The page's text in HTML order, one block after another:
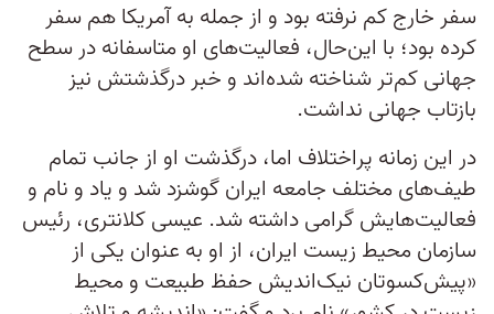
سفر خارج کم نرفته بود و از جمله به آمریکا هم سفر
کرده بود؛ با این‌حال، فعالیت‌های او متاسفانه در سطح
جهانی کم‌تر شناخته شده‌اند و خبر درگذشتش نیز
بازتاب جهانی نداشت.
در این زمانه پراختلاف اما، درگذشت او از جانب تمام
طیف‌های مختلف جامعه ایران گوشزد شد و یاد و نام و
فعالیت‌هایش گرامی داشته شد. عیسی کلانتری، رئیس
سازمان محیط زیست ایران، از او به عنوان یکی از
«پیش‌کسوتان نیک‌اندیش حفظ طبیعت و محیط